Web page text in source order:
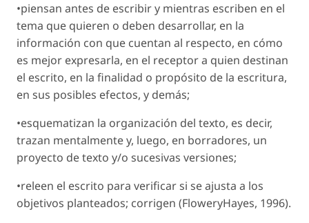
•piensan antes de escribir y mientras escriben en el
tema que quieren o deben desarrollar, en la
información con que cuentan al respecto, en cómo
es mejor expresarla, en el receptor a quien destinan
el escrito, en la finalidad o propósito de la escritura,
en sus posibles efectos, y demás;
•esquematizan la organización del texto, es decir,
trazan mentalmente y, luego, en borradores, un
proyecto de texto y/o sucesivas versiones;
•releen el escrito para verificar si se ajusta a los
objetivos planteados; corrigen (FloweryHayes, 1996).